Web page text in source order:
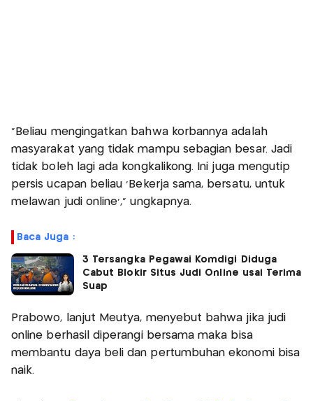
"Beliau mengingatkan bahwa korbannya adalah
masyarakat yang tidak mampu sebagian besar. Jadi
tidak boleh lagi ada kongkalikong. Ini juga mengutip
persis ucapan beliau ‘Bekerja sama, bersatu, untuk
melawan judi online’," ungkapnya.
Baca Juga :
3 Tersangka Pegawai Komdigi Diduga
Cabut Blokir Situs Judi Online usai Terima
Suap
Prabowo, lanjut Meutya, menyebut bahwa jika judi
online berhasil diperangi bersama maka bisa
membantu daya beli dan pertumbuhan ekonomi bisa
naik.